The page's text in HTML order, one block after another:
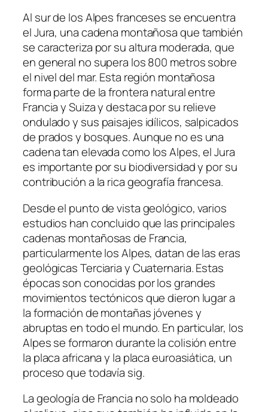
Al sur de los Alpes franceses se encuentra
el Jura, una cadena montañosa que también
se caracteriza por su altura moderada, que
en general no supera los 800 metros sobre
el nivel del mar. Esta región montañosa
forma parte de la frontera natural entre
Francia y Suiza y destaca por su relieve
ondulado y sus paisajes idílicos, salpicados
de prados y bosques. Aunque no es una
cadena tan elevada como los Alpes, el Jura
es importante por su biodiversidad y por su
contribución a la rica geografía francesa.
Desde el punto de vista geológico, varios
estudios han concluido que las principales
cadenas montañosas de Francia,
particularmente los Alpes, datan de las eras
geológicas Terciaria y Cuaternaria. Estas
épocas son conocidas por los grandes
movimientos tectónicos que dieron lugar a
la formación de montañas jóvenes y
abruptas en todo el mundo. En particular, los
Alpes se formaron durante la colisión entre
la placa africana y la placa euroasiática, un
proceso que todavía sig.
La geología de Francia no solo ha moldeado